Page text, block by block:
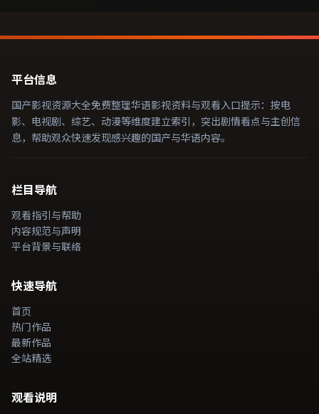
平台信息
国产影视资源大全免费整理华语影视资料与观看入口提示：按电
影、电视剧、综艺、动漫等维度建立索引，突出剧情看点与主创信
息，帮助观众快速发现感兴趣的国产与华语内容。
栏目导航
观看指引与帮助
内容规范与声明
平台背景与联络
快速导航
首页
热门作品
最新作品
全站精选
观看说明